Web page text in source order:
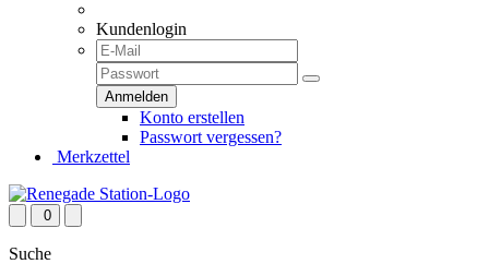
Kundenlogin
Konto erstellen
Passwort vergessen?
Merkzettel
0
Suche